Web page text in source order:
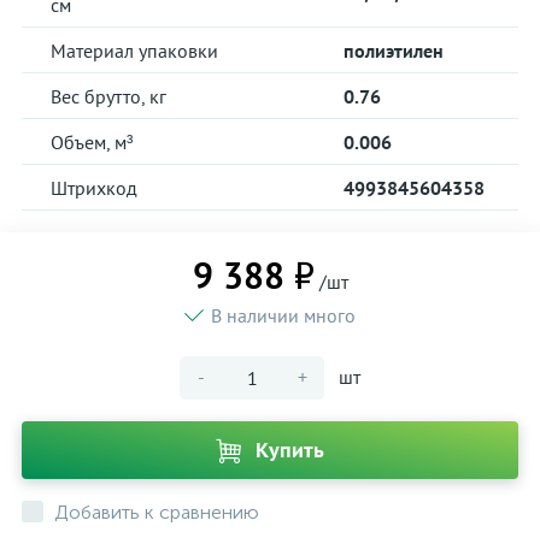
см
Материал упаковки
полиэтилен
Вес брутто, кг
0.76
Объем, м³
0.006
Штрихкод
4993845604358
9 388 ₽ /шт
В наличии много
- + шт
Купить
Добавить к сравнению